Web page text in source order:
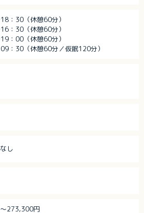
：30（休憩60分）
：30（休憩60分）
：00（休憩60分）
：30（休憩60分／仮眠120分）
し
273,300円